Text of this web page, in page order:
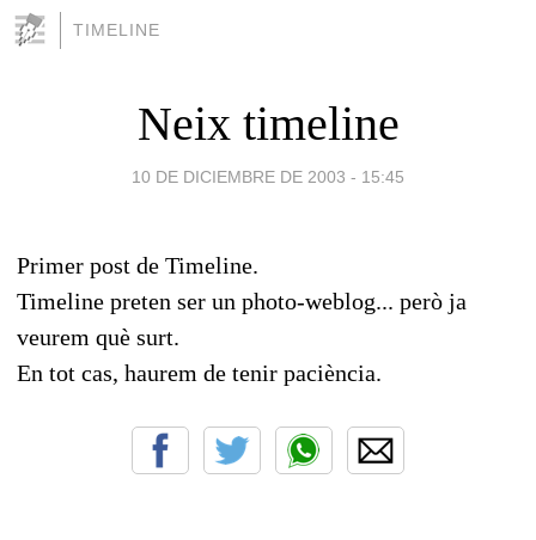
TIMELINE
Neix timeline
10 DE DICIEMBRE DE 2003 - 15:45
Primer post de Timeline.
Timeline preten ser un photo-weblog... però ja
veurem què surt.
En tot cas, haurem de tenir paciència.